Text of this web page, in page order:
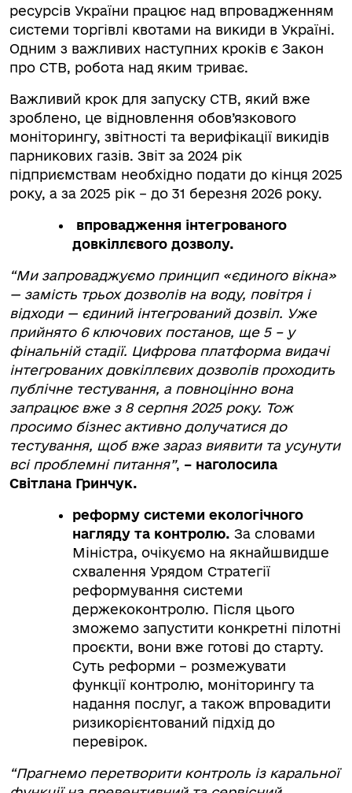
ресурсів України працює над впровадженням
системи торгівлі квотами на викиди в Україні.
Одним з важливих наступних кроків є Закон
про СТВ, робота над яким триває.
Важливий крок для запуску СТВ, який вже
зроблено, це відновлення обов’язкового
моніторингу, звітності та верифікації викидів
парникових газів. Звіт за 2024 рік
підприємствам необхідно подати до кінця 2025
року, а за 2025 рік – до 31 березня 2026 року.
впровадження інтегрованого
довкіллєвого дозволу.
“Ми запроваджуємо принцип «єдиного вікна»
— замість трьох дозволів на воду, повітря і
відходи — єдиний інтегрований дозвіл. Уже
прийнято 6 ключових постанов, ще 5 – у
фінальній стадії. Цифрова платформа видачі
інтегрованих довкіллєвих дозволів проходить
публічне тестування, а повноцінно вона
запрацює вже з 8 серпня 2025 року. Тож
просимо бізнес активно долучатися до
тестування, щоб вже зараз виявити та усунути
всі проблемні питання”, – наголосила
Світлана Гринчук.
реформу системи екологічного
нагляду та контролю. За словами
Міністра, очікуємо на якнайшвидше
схвалення Урядом Стратегії
реформування системи
держекоконтролю. Після цього
зможемо запустити конкретні пілотні
проєкти, вони вже готові до старту.
Суть реформи – розмежувати
функції контролю, моніторингу та
надання послуг, а також впровадити
ризикорієнтований підхід до
перевірок.
“Прагнемо перетворити контроль із каральної